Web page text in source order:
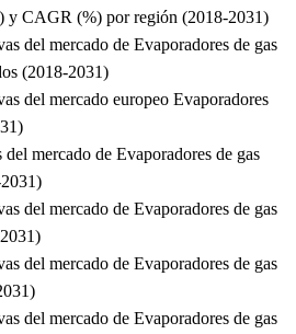
y CAGR (%) por región (2018-2031)
del mercado de Evaporadores de gas
(2018-2031)
del mercado europeo Evaporadores
mercado de Evaporadores de gas
del mercado de Evaporadores de gas
del mercado de Evaporadores de gas
del mercado de Evaporadores de gas